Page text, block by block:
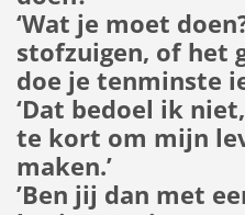
‘Wat je moet
stofzuigen, of het
doe je tenminste
‘Dat bedoel ik
te kort om mijn
maken.’
’Ben jij dan met